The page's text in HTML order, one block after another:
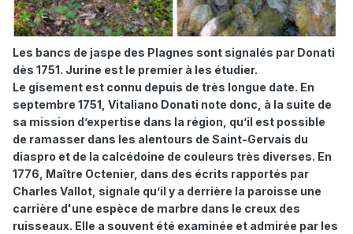
Les bancs de jaspe des Plagnes sont signalés par Donati
dès 1751. Jurine est le premier à les étudier.
Le gisement est connu depuis de très longue date. En
septembre 1751, Vitaliano Donati note donc, à la suite de
sa mission d’expertise dans la région, qu’il est possible
de ramasser dans les alentours de Saint-Gervais du
diaspro et de la calcédoine de couleurs très diverses. En
1776, Maître Octenier, dans des écrits rapportés par
Charles Vallot, signale qu’il y a derrière la paroisse une
carrière d'une espèce de marbre dans le creux des
ruisseaux. Elle a souvent été examinée et admirée par les